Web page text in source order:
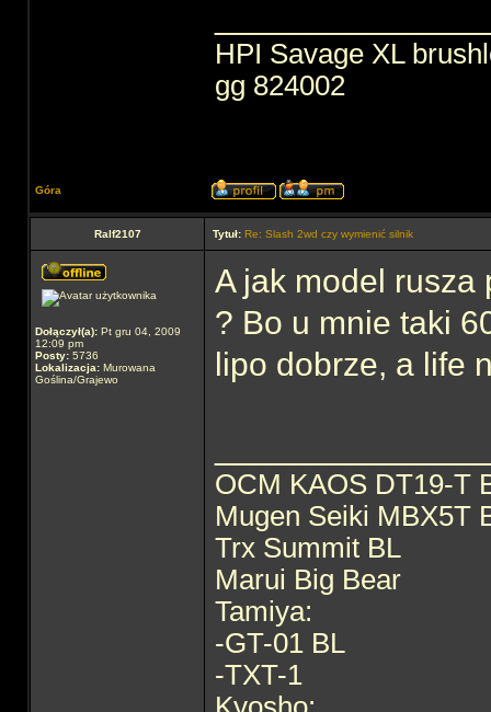
HPI Savage XL
gg 824002
Góra
Ralf2107 Tytuł: Re: Slash 2wd czy wymienić silnik
Dołączył(a): Pt gru 04, 2009
12:09 pm
Posty: 5736
Lokalizacja: Murowana
Goślina/Grajewo
A jak model rusza
? Bo u mnie taki
lipo dobrze, a life
OCM KAOS DT19-T
Mugen Seiki MBX5T
Trx Summit BL
Marui Big Bear
Tamiya:
-GT-01 BL
-TXT-1